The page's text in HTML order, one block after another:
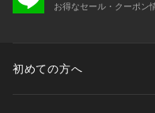
お得なセール・クーポン
初めての方へ